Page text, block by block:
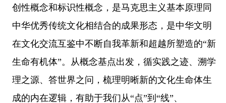
创性概念和标识性概念，是马克思主义基本原理同
中华优秀传统文化相结合的成果形态，是中华文明
在文化交流互鉴中不断自我革新和超越所塑造的“新
生命有机体”。从概念基点出发，循实践之迹、溯学
理之源、答世界之问，梳理明晰新的文化生命体生
成的内在逻辑，有助于我们从“点”到“线”、